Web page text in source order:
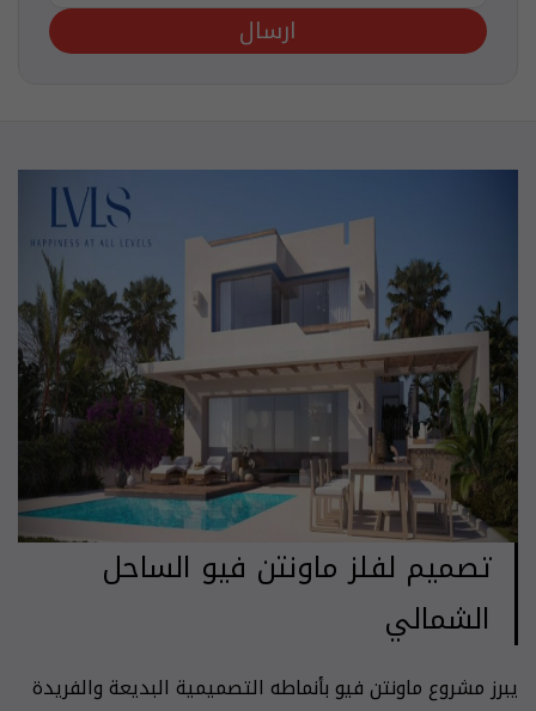
ارسال
تصميم لفلز ماونتن فيو الساحل
الشمالي
يبرز مشروع ماونتن فيو بأنماطه التصميمية البديعة والفريدة